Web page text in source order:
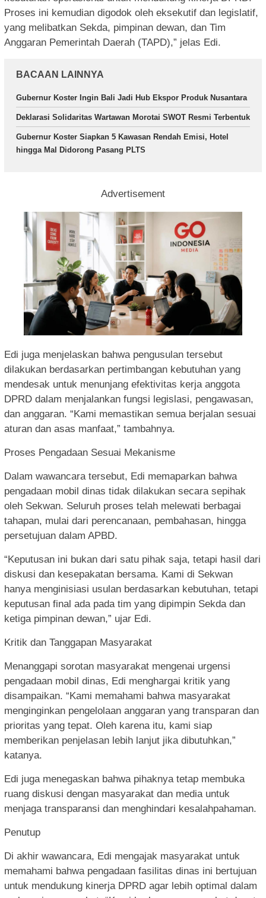
Proses ini kemudian digodok oleh eksekutif dan legislatif,
yang melibatkan Sekda, pimpinan dewan, dan Tim
Anggaran Pemerintah Daerah (TAPD),” jelas Edi.
BACAAN LAINNYA
Gubernur Koster Ingin Bali Jadi Hub Ekspor Produk Nusantara
Deklarasi Solidaritas Wartawan Morotai SWOT Resmi Terbentuk
Gubernur Koster Siapkan 5 Kawasan Rendah Emisi, Hotel
hingga Mal Didorong Pasang PLTS
Advertisement
Edi juga menjelaskan bahwa pengusulan tersebut
dilakukan berdasarkan pertimbangan kebutuhan yang
mendesak untuk menunjang efektivitas kerja anggota
DPRD dalam menjalankan fungsi legislasi, pengawasan,
dan anggaran. “Kami memastikan semua berjalan sesuai
aturan dan asas manfaat,” tambahnya.
Proses Pengadaan Sesuai Mekanisme
Dalam wawancara tersebut, Edi memaparkan bahwa
pengadaan mobil dinas tidak dilakukan secara sepihak
oleh Sekwan. Seluruh proses telah melewati berbagai
tahapan, mulai dari perencanaan, pembahasan, hingga
persetujuan dalam APBD.
“Keputusan ini bukan dari satu pihak saja, tetapi hasil dari
diskusi dan kesepakatan bersama. Kami di Sekwan
hanya menginisiasi usulan berdasarkan kebutuhan, tetapi
keputusan final ada pada tim yang dipimpin Sekda dan
ketiga pimpinan dewan,” ujar Edi.
Kritik dan Tanggapan Masyarakat
Menanggapi sorotan masyarakat mengenai urgensi
pengadaan mobil dinas, Edi menghargai kritik yang
disampaikan. “Kami memahami bahwa masyarakat
menginginkan pengelolaan anggaran yang transparan dan
prioritas yang tepat. Oleh karena itu, kami siap
memberikan penjelasan lebih lanjut jika dibutuhkan,”
katanya.
Edi juga menegaskan bahwa pihaknya tetap membuka
ruang diskusi dengan masyarakat dan media untuk
menjaga transparansi dan menghindari kesalahpahaman.
Penutup
Di akhir wawancara, Edi mengajak masyarakat untuk
memahami bahwa pengadaan fasilitas dinas ini bertujuan
untuk mendukung kinerja DPRD agar lebih optimal dalam